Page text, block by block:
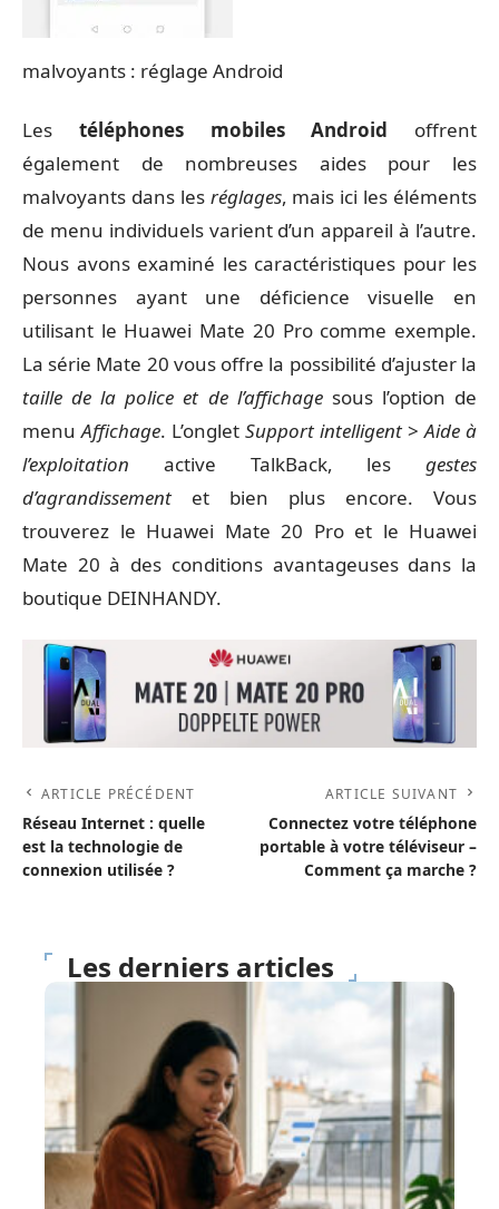
malvoyants : réglage Android
Les téléphones mobiles Android offrent
également de nombreuses aides pour les
malvoyants dans les réglages, mais ici les éléments
de menu individuels varient d’un appareil à l’autre.
Nous avons examiné les caractéristiques pour les
personnes ayant une déficience visuelle en
utilisant le Huawei Mate 20 Pro comme exemple.
La série Mate 20 vous offre la possibilité d’ajuster la
taille de la police et de l’affichagesous l’option de
menuAffichage. L’onglet Support intelligent >Aide à
l’exploitation active TalkBack, les gestes
d’agrandissement et bien plus encore. Vous
trouverez le Huawei Mate 20 Proet le Huawei
Mate 20 à des conditions avantageuses dans la
boutique DEINHANDY.
ARTICLE PRÉCÉDENT
Réseau Internet : quelle
est la technologie de
connexion utilisée ?
ARTICLE SUIVANT
Connectez votre téléphone
portable à votre téléviseur –
Comment ça marche ?
Les derniers articles